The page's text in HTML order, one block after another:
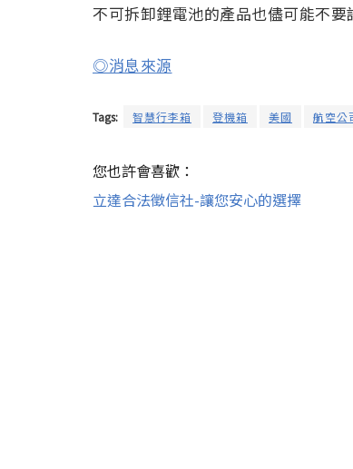
不可拆卸鋰電池的產品也儘可能不
◎消息來源
Tags: 智慧行李箱 登機箱 美國 航空公
您也許會喜歡：
立達合法徵信社-讓您安心的選擇